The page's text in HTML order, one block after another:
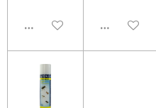
UITGESCHAKELD